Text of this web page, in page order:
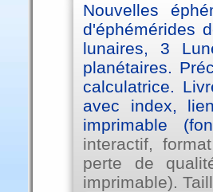
Nouvelles
d'éphémérides
lunaires, 3
planétaires.
calculatrice.
avec index,
imprimable
interactif,
perte de
imprimable).